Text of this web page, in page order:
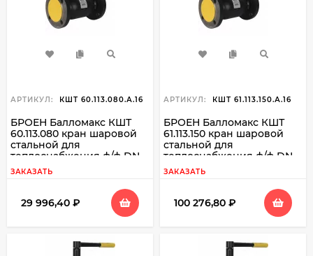
АРТИКУЛ: КШТ 60.113.080.А.16
БРОЕН Балломакс КШТ
60.113.080 кран шаровой
стальной для
теплоснабжения ф/ф DN
080 PN 16
ЗАКАЗАТЬ
29 996,40 ₽
АРТИКУЛ: КШТ 61.113.150.А.16
БРОЕН Балломакс КШТ
61.113.150 кран шаровой
стальной для
теплоснабжения ф/ф DN
150 PN 16
ЗАКАЗАТЬ
100 276,80 ₽